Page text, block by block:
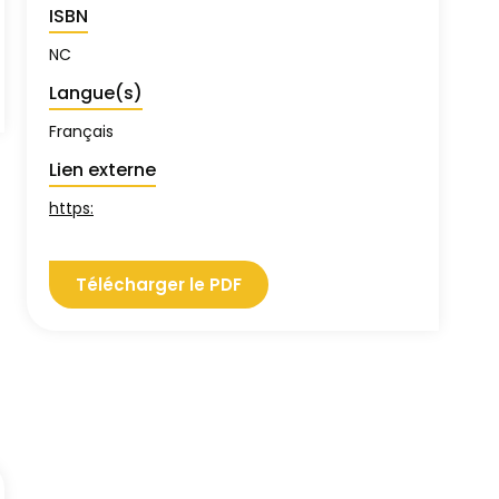
ISBN
NC
Langue(s)
Français
Lien externe
https:
Télécharger le PDF